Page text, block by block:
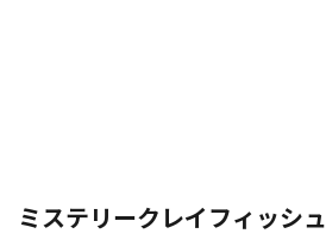
ミステリークレイフィッシ